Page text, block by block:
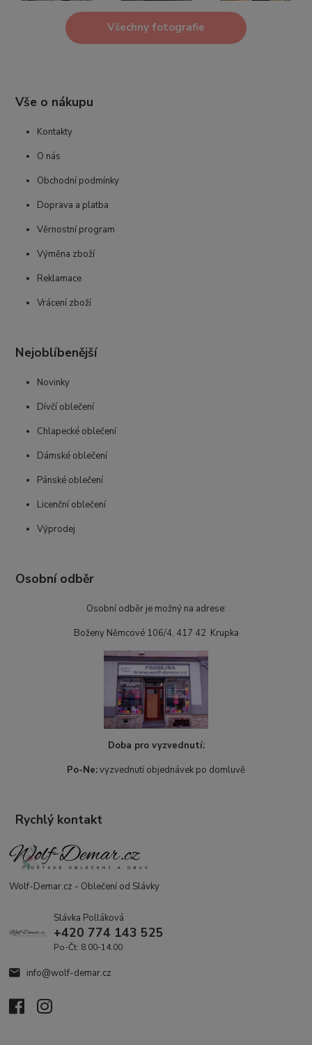
Všechny fotografie
Vše o nákupu
Kontakty
O nás
Obchodní podmínky
Doprava a platba
Věrnostní program
Výměna zboží
Reklamace
Vrácení zboží
Nejoblíbenější
Novinky
Dívčí oblečení
Chlapecké oblečení
Dámské oblečení
Pánské oblečení
Licenční oblečení
Výprodej
Osobní odběr
Osobní odběr je možný na adrese:
Boženy Němcové 106/4, 417 42 Krupka
Doba pro vyzvednutí:
Po-Ne:vyzvednutí objednávek po domluvě
Rychlý kontakt
Wolf-Demar.cz - Oblečení od Slávky
Slávka Polláková
+420 774 143 525
Po-Čt: 8.00-14.00
info@wolf-demar.cz